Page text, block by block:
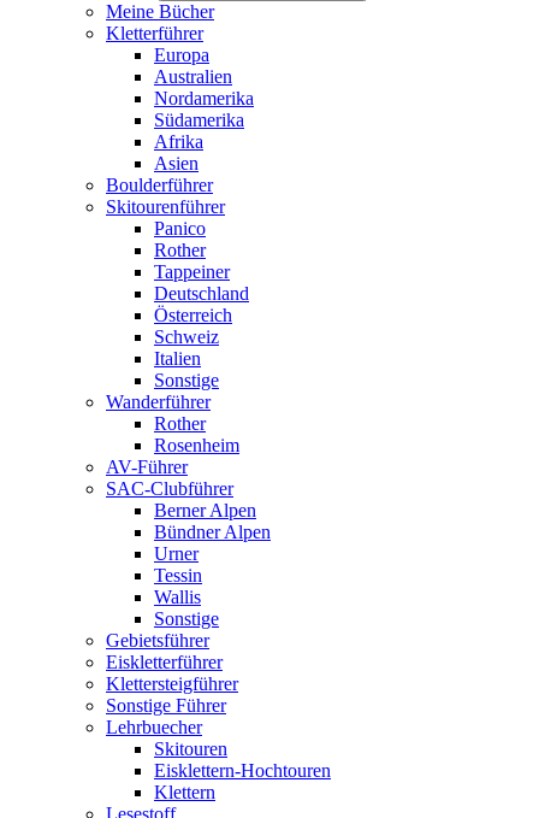
Meine Bücher
Kletterführer
Europa
Australien
Nordamerika
Südamerika
Afrika
Asien
Boulderführer
Skitourenführer
Panico
Rother
Tappeiner
Deutschland
Österreich
Schweiz
Italien
Sonstige
Wanderführer
Rother
Rosenheim
AV-Führer
SAC-Clubführer
Berner Alpen
Bündner Alpen
Urner
Tessin
Wallis
Sonstige
Gebietsführer
Eiskletterführer
Klettersteigführer
Sonstige Führer
Lehrbuecher
Skitouren
Eisklettern-Hochtouren
Klettern
Lesestoff